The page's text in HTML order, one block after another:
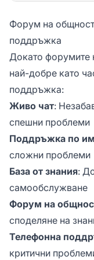
Форум на
поддръжка
Докато форумите
най-добре като
поддръжка:
Живо чат:
спешни проблеми
Поддръжка по
сложни проблеми
База от знания:
самообслужване
Форум на
споделяне на
Телефонна
критични